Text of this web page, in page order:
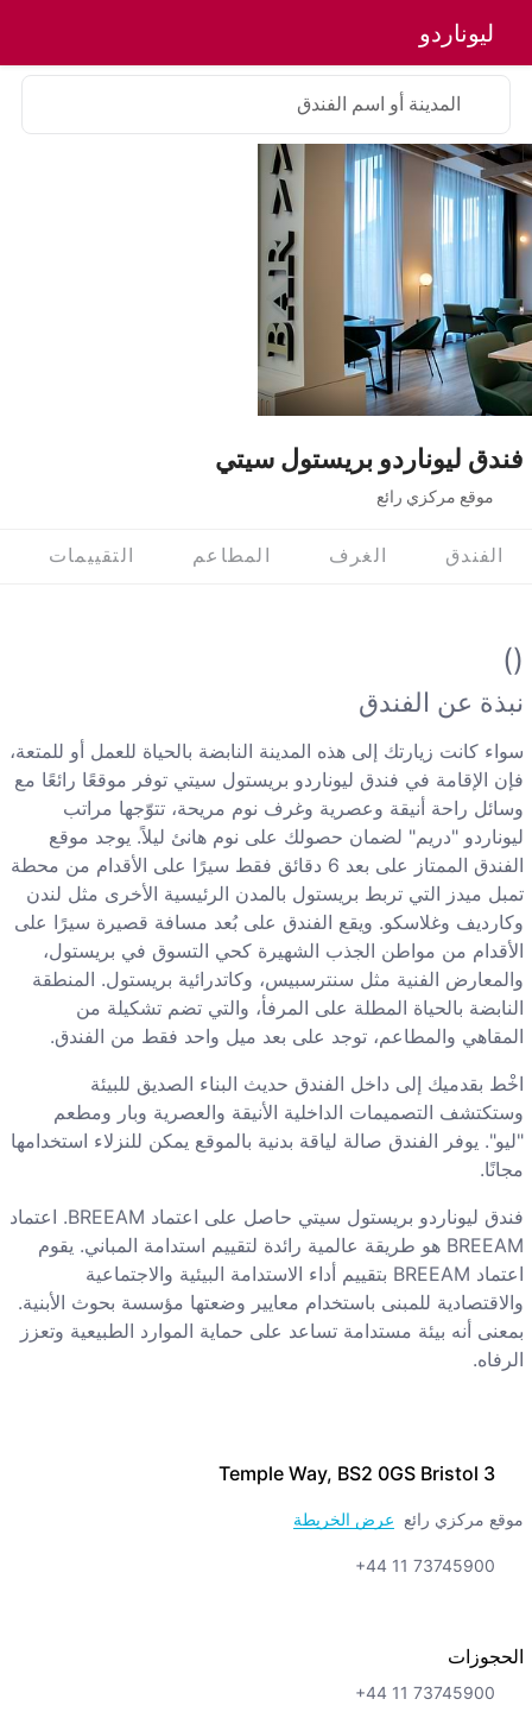
ليوناردو
فندق ليوناردو بريستول سيتي
موقع مركزي رائع
المدينة أو اسم الفندق
الفندق الغرف المطاعم التقييمات
3 Temple Way, BS2 0GS Bristol
موقع مركزي رائع عرض الخريطة
+44 11 73745900
الحجوزات
+44 11 73745900
()
نبذة عن الفندق
سواء كانت زيارتك إلى هذه المدينة النابضة بالحياة للعمل أو للمتعة،
فإن الإقامة في فندق ليوناردو بريستول سيتي توفر موقعًا رائعًا مع
وسائل راحة أنيقة وعصرية وغرف نوم مريحة، تتوّجها مراتب
ليوناردو "دريم" لضمان حصولك على نوم هانئ ليلاً. يوجد موقع
الفندق الممتاز على بعد 6 دقائق فقط سيرًا على الأقدام من محطة
تمبل ميدز التي تربط بريستول بالمدن الرئيسية الأخرى مثل لندن
وكارديف وغلاسكو. ويقع الفندق على بُعد مسافة قصيرة سيرًا على
الأقدام من مواطن الجذب الشهيرة كحي التسوق في بريستول،
والمعارض الفنية مثل سنترسبيس، وكاتدرائية بريستول. المنطقة
النابضة بالحياة المطلة على المرفأ، والتي تضم تشكيلة من
المقاهي والمطاعم، توجد على بعد ميل واحد فقط من الفندق.
اخْط بقدميك إلى داخل الفندق حديث البناء الصديق للبيئة
وستكتشف التصميمات الداخلية الأنيقة والعصرية وبار ومطعم
"ليو". يوفر الفندق صالة لياقة بدنية بالموقع يمكن للنزلاء استخدامها
مجانًا.
فندق ليوناردو بريستول سيتي حاصل على اعتماد BREEAM. اعتماد
BREEAM هو طريقة عالمية رائدة لتقييم استدامة المباني. يقوم
اعتماد BREEAM بتقييم أداء الاستدامة البيئية والاجتماعية
والاقتصادية للمبنى باستخدام معايير وضعتها مؤسسة بحوث الأبنية.
بمعنى أنه بيئة مستدامة تساعد على حماية الموارد الطبيعية وتعزز
الرفاه.